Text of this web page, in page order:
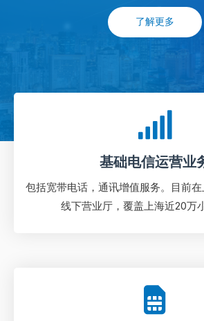
了解更多
基础电信运营业
包括宽带电话，通讯增值服务。目前
线下营业厅，覆盖上海近20万